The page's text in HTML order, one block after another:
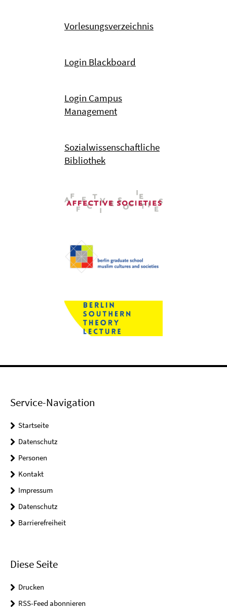
Vorlesungsverzeichnis
Login Blackboard
Login Campus
Management
Sozialwissenschaftliche
Bibliothek
Service-Navigation
Startseite
Datenschutz
Personen
Kontakt
Impressum
Datenschutz
Barrierefreiheit
Diese Seite
Drucken
RSS-Feed abonnieren